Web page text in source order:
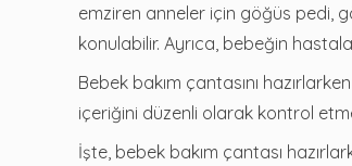
emziren anneler için göğüs pedi,
konulabilir. Ayrıca, bebeğin
Bebek bakım çantasını
içeriğini düzenli olarak kontrol
İşte, bebek bakım çantası